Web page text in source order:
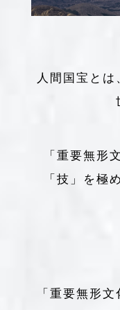
人間国宝と
「重要無形
「技」を極
「重要無形